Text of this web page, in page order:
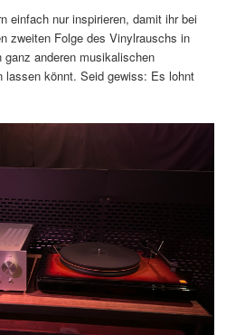
einfach nur inspirieren, damit ihr bei
zweiten Folge des Vinylrauschs in
anderen musikalischen
lassen könnt. Seid gewiss: Es lohnt